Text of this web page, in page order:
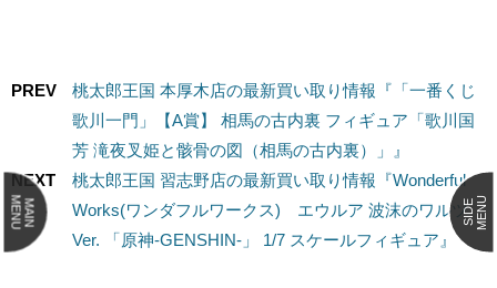
PREV
桃太郎王国 本厚木店の最新買い取り情報『「一番くじ
歌川一門」【A賞】 相馬の古内裏 フィギュア「歌川国
芳 滝夜叉姫と骸骨の図（相馬の古内裏）」』
NEXT
桃太郎王国 習志野店の最新買い取り情報『Wonderful ​
Works(ワンダフルワークス) エウルア ​波沫のワルツ
Ver. ​「原神-GENSHIN-」 ​1/7 ​スケールフィギュア』
MAIN
MENU SIDEMENU